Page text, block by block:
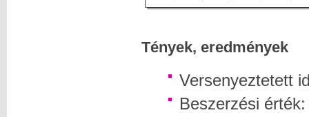
Tények, eredmények
Versenyeztetett
Beszerzési